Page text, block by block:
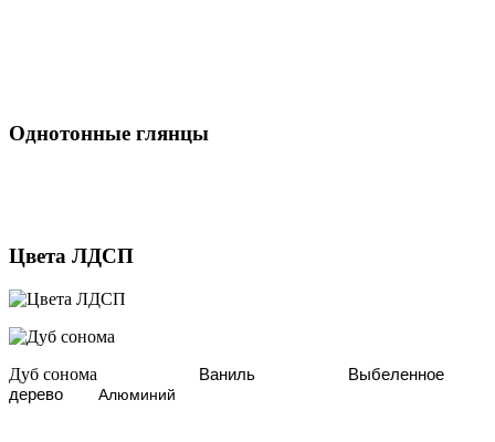
Однотонные глянцы
Цвета ЛДСП
Дуб сонома Ваниль Выбеленное
дерево Алюминий